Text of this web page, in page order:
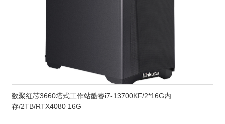
数聚红芯3660塔式工作站酷睿i7-13700KF/2*16G内
存/2TB/RTX4080 16G